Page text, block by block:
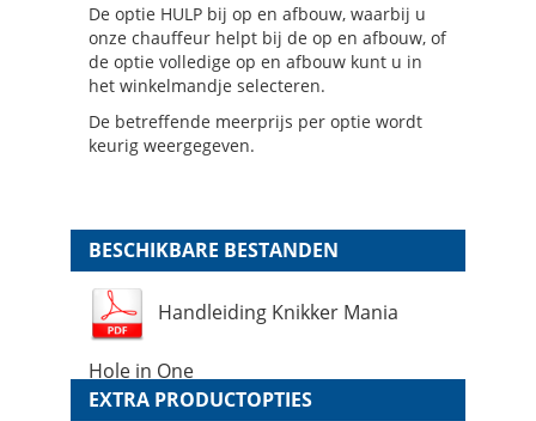
De optie HULP bij op en afbouw, waarbij u
onze chauffeur helpt bij de op en afbouw, of
de optie volledige op en afbouw kunt u in
het winkelmandje selecteren.
De betreffende meerprijs per optie wordt
keurig weergegeven.
BESCHIKBARE BESTANDEN
Handleiding Knikker Mania
Hole in One
EXTRA PRODUCTOPTIES